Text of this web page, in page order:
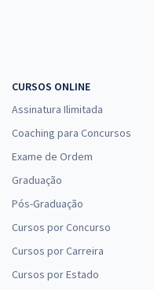
CURSOS ONLINE
Assinatura Ilimitada
Coaching para Concursos
Exame de Ordem
Graduação
Pós-Graduação
Cursos por Concurso
Cursos por Carreira
Cursos por Estado